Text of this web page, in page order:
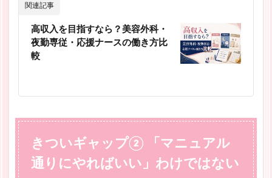
関連記事
高収入を目指すなら？美容外科・
夜勤専従・応援ナースの働き方比
較
きついギャップ② 「マニュアル
通りにやればいい」わけではない